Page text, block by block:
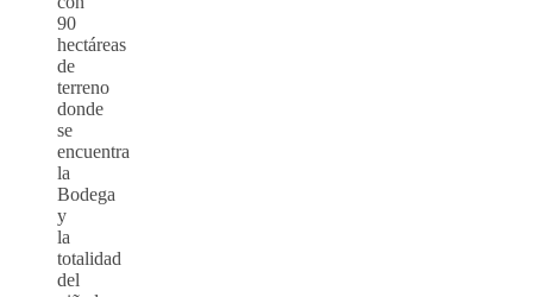
90
hectáreas
de
terreno
donde
se
encuentra
la
Bodega
y
la
totalidad
del